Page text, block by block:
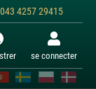
4257 29415
se connecter